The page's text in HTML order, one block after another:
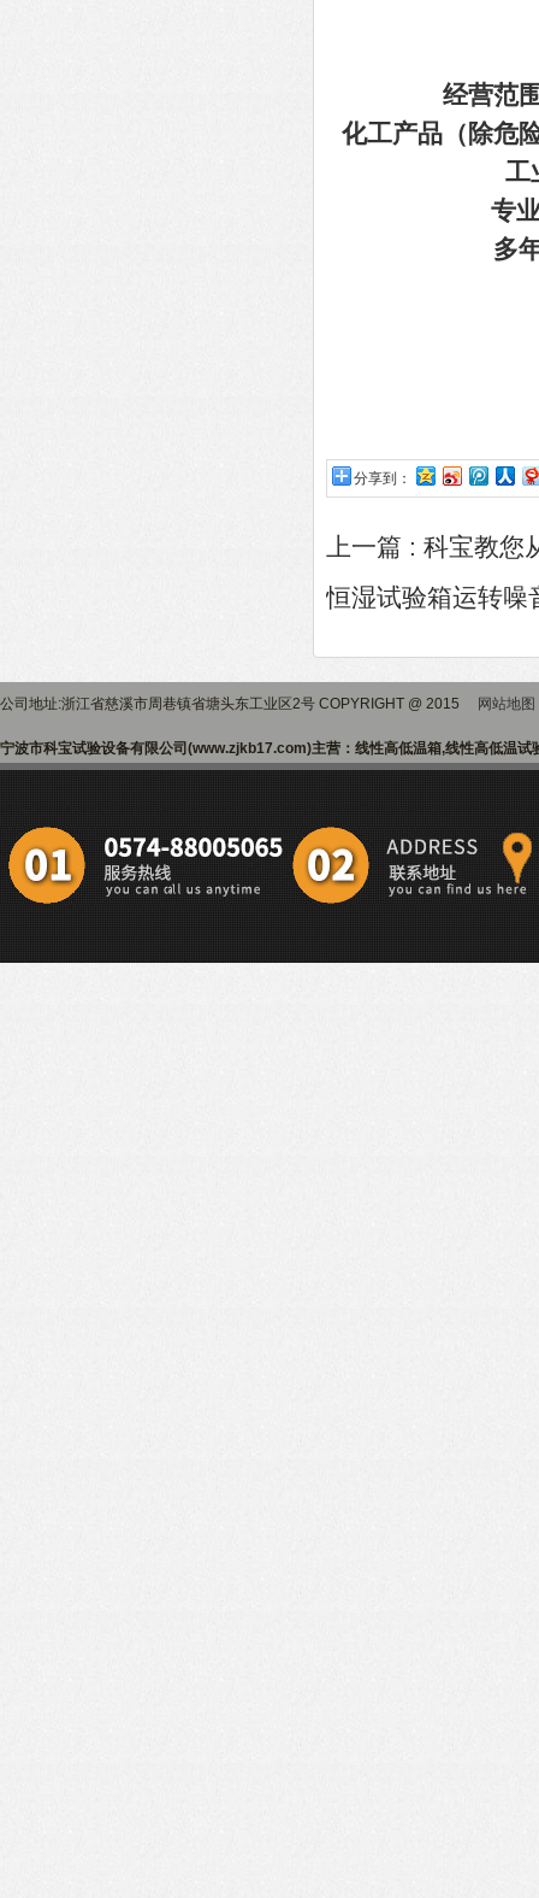
经营范
化工产品（除危
工
专
多
分享到：
上一篇 : 科宝教您
恒湿试验箱运转噪
公司地址:浙江省慈溪市周巷镇省塘头东工业区2号 COPYRIGHT @ 2015 网站地图
宁波市科宝试验设备有限公司(www.zjkb17.com)主营：线性高低温箱,线性高低温